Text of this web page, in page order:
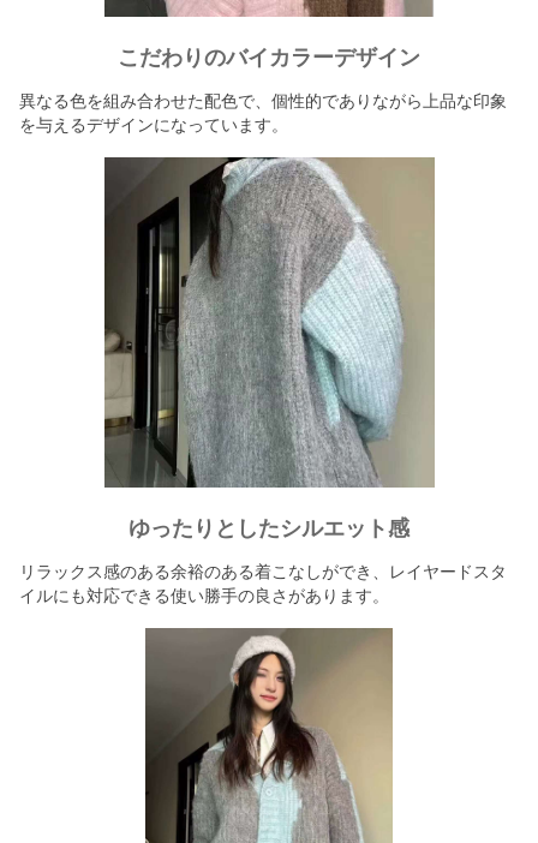
こだわりのバイカラーデザイン
異なる色を組み合わせた配色で、個性的でありながら上品な印象
を与えるデザインになっています。
ゆったりとしたシルエット感
リラックス感のある余裕のある着こなしができ、レイヤードスタ
イルにも対応できる使い勝手の良さがあります。